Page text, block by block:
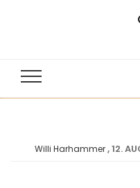
Willi Harhammer 12.